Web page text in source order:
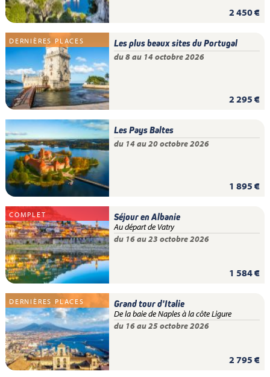
2 450 €
DERNIÈRES PLACES Les plus beaux sites du Portugal
du 8 au 14 octobre 2026
2 295 €
Les Pays Baltes
du 14 au 20 octobre 2026
1 895 €
COMPLET
Séjour en Albanie
Au départ de Vatry
du 16 au 23 octobre 2026
1 584 €
DERNIÈRES PLACES
Grand tour d'Italie
De la baie de Naples à la côte Ligure
du 16 au 25 octobre 2026
2 795 €